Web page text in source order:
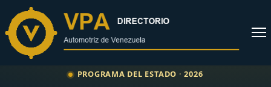
contenido
Abrir
PROGRAMA DEL ESTADO · 2026